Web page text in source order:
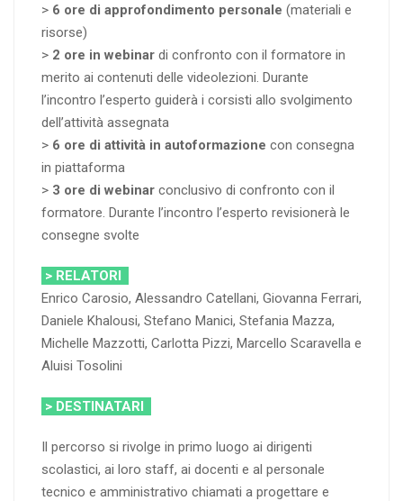
> 6 ore di approfondimento personale (materiali e
risorse)
> 2 ore in webinar di confronto con il formatore in
merito ai contenuti delle videolezioni. Durante
l’incontro l’esperto guiderà i corsisti allo svolgimento
dell’attività assegnata
> 6 ore di attività in autoformazione con consegna
in piattaforma
> 3 ore di webinar conclusivo di confronto con il
formatore. Durante l’incontro l’esperto revisionerà le
consegne svolte
> RELATORI
Enrico Carosio, Alessandro Catellani, Giovanna Ferrari,
Daniele Khalousi, Stefano Manici, Stefania Mazza,
Michelle Mazzotti, Carlotta Pizzi, Marcello Scaravella e
Aluisi Tosolini
> DESTINATARI
Il percorso si rivolge in primo luogo ai dirigenti
scolastici, ai loro staff, ai docenti e al personale
tecnico e amministrativo chiamati a progettare e